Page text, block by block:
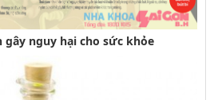
gây nguy hại cho sức khỏe